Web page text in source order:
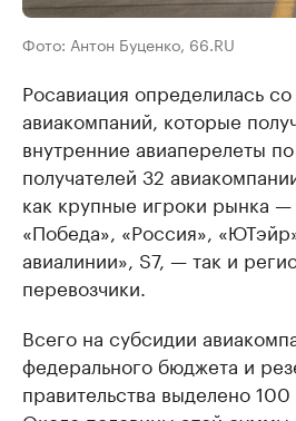
Фото: Антон Буценко, 66.RU
Росавиация определилась
авиакомпаний, которые
внутренние авиаперелеты
получателей 32
как крупные игроки рынка
«Победа», «Россия»,
авиалинии», S7, — так и
перевозчики.
Всего на субсидии
федерального бюджета и
правительства выделено